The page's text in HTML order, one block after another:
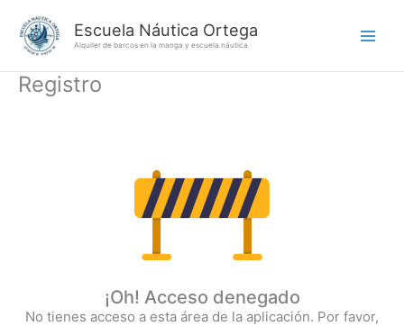
contenido
Escuela Náutica Ortega
Alquiler de barcos en la manga y escuela náutica
Registro
¡Oh! Acceso denegado
No tienes acceso a esta área de la aplicación. Por favor,